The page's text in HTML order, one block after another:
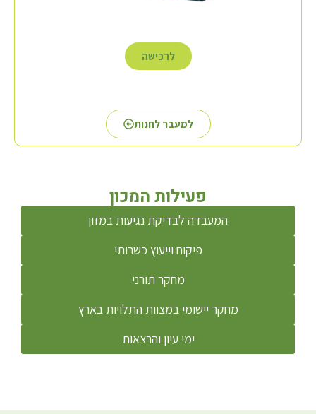
לרכישה
למעבר לחנות
פעילות המכון
המעבדה לבדיקת נגיעות במזון
פיקוח וייעוץ כשרותי
מחקר תורני
מחקר יישומי במצוות התלויות בארץ
ימי עיון והרצאות